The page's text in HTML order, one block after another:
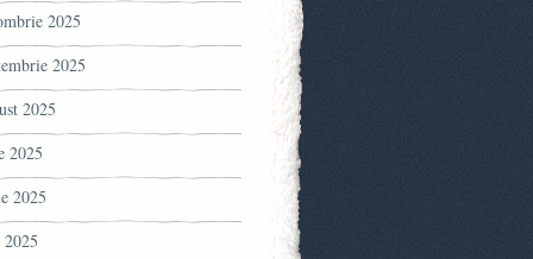
2025
2025
2025
2025
2025